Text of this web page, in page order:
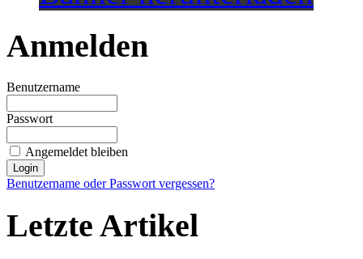
Anmelden
Benutzername
Passwort
Angemeldet bleiben
Benutzername oder Passwort vergessen?
Letzte Artikel